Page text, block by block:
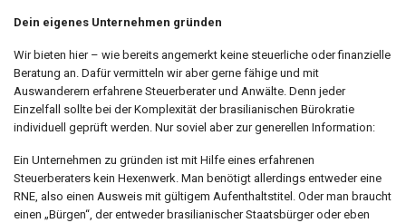
Dein eigenes Unternehmen gründen
Wir bieten hier – wie bereits angemerkt keine steuerliche oder finanzielle
Beratung an. Dafür vermitteln wir aber gerne fähige und mit
Auswanderern erfahrene Steuerberater und Anwälte. Denn jeder
Einzelfall sollte bei der Komplexität der brasilianischen Bürokratie
individuell geprüft werden. Nur soviel aber zur generellen Information:
Ein Unternehmen zu gründen ist mit Hilfe eines erfahrenen
Steuerberaters kein Hexenwerk. Man benötigt allerdings entweder eine
RNE, also einen Ausweis mit gültigem Aufenthaltstitel. Oder man braucht
einen „Bürgen“, der entweder brasilianischer Staatsbürger oder eben